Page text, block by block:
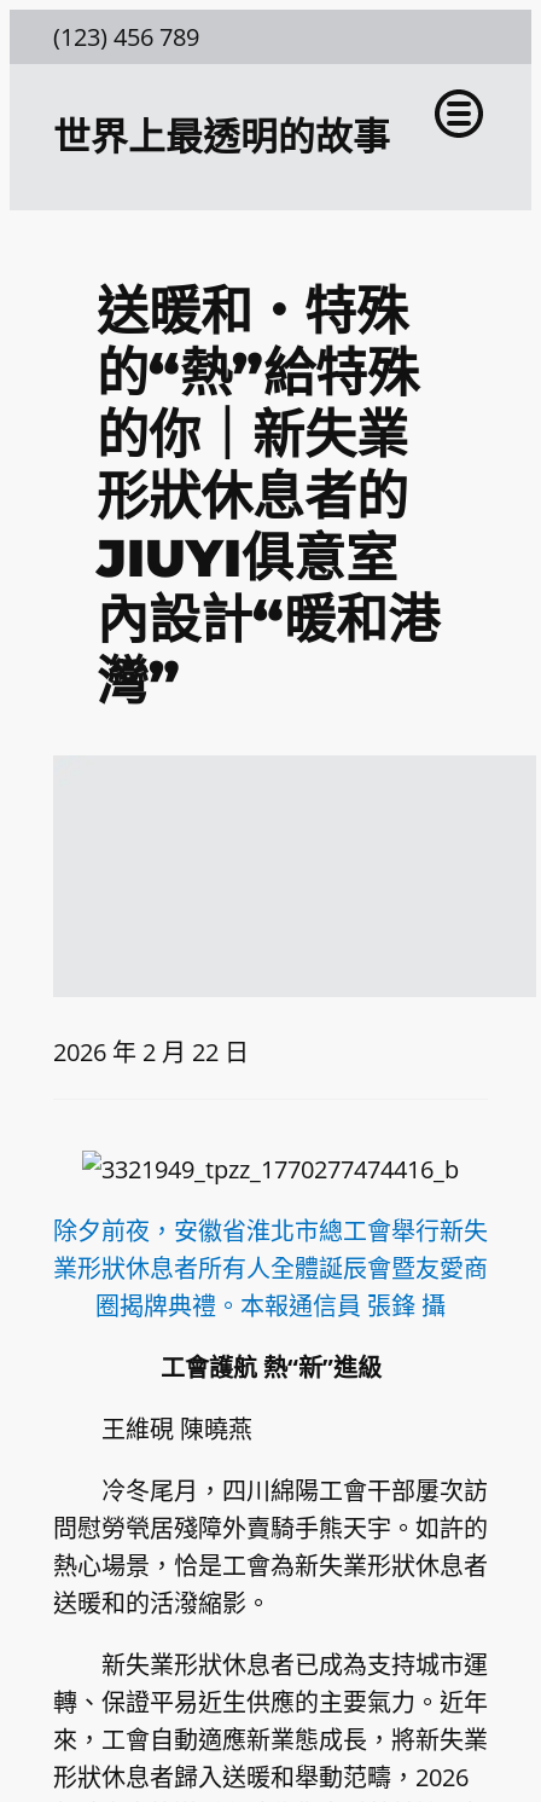
至
(123) 456 789
世界上最透明的故事
送暖和・特殊
的“熱”給特殊
的你｜新失業
形狀休息者的
JIUYI俱意室
內設計“暖和港
灣”
2026 年 2 月 22 日
除夕前夜，安徽省淮北市總工會舉行新失
業形狀休息者所有人全體誕辰會暨友愛商
圈揭牌典禮。本報通信員 張鋒 攝
工會護航 熱“新”進級
王維硯 陳曉燕
冷冬尾月，四川綿陽工會干部屢次訪
問慰勞煢居殘障外賣騎手熊天宇。如許的
熱心場景，恰是工會為新失業形狀休息者
送暖和的活潑縮影。
新失業形狀休息者已成為支持城市運
轉、保證平易近生供應的主要氣力。近年
來，工會自動適應新業態成長，將新失業
形狀休息者歸入送暖和舉動范疇，2026